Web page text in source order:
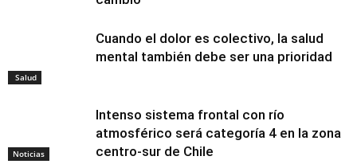
Salud
Cuando el dolor es colectivo, la salud
mental también debe ser una prioridad
Noticias
Intenso sistema frontal con río
atmosférico será categoría 4 en la zona
centro-sur de Chile